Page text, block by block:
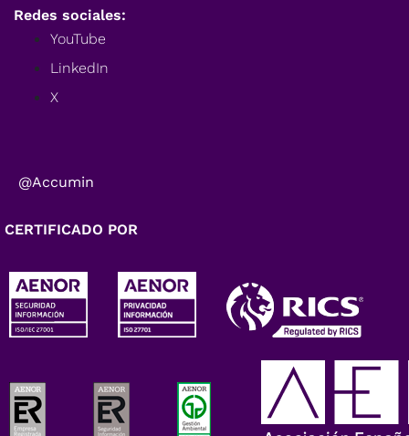
Redes sociales:
YouTube
LinkedIn
X
@Accumin
CERTIFICADO POR